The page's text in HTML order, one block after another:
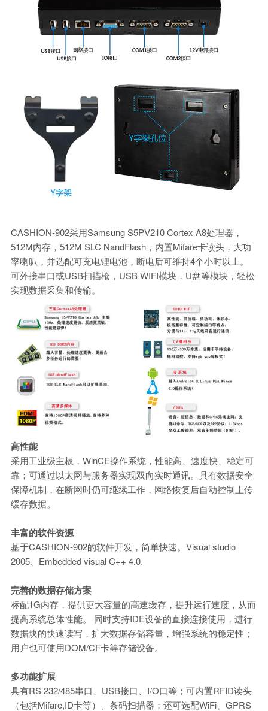
CASHION-902采用Samsung S5PV210 Cortex A8处理器，
512M内存，512M SLC NandFlash，内置Mifare卡读头，大功
率喇叭，并选配可充电锂电池，断电后可维持4个小时以上。
可外接串口或USB扫描枪，USB WIFI模块，U盘等模块，轻松
实现数据采集和传输。
高性能
采用工业级主板，WinCE操作系统，性能高、速度快、稳定可
靠；可通过以太网与服务器实现双向实时通讯。具有数据安全
保障机制，在断网时仍可继续工作，网络恢复后自动控制上传
缓存数据。
丰富的软件资源
基于CASHION-902的软件开发，简单快速。Visual studio
2005、Embedded visual C++ 4.0.
完善的数据存储方案
标配1G内存，提供更大容量的高速缓存，提升运行速度，从而
提高系统总体性能。 同时支持IDE设备的直接连接使用，进行
数据块的快速读写，扩大数据存储容量，增强系统的稳定性；
用户也可使用DOM/CF卡等存储设备。
多功能扩展
具有RS 232/485串口、USB接口、I/O口等；可内置RFID读头
（包括Mifare,ID卡等）、条码扫描器；还可选配WiFi、GPRS